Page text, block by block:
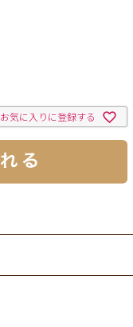
お気に入りに登録する